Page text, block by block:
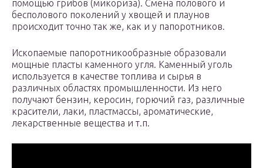
помощью грибов (микориза). Смена полового и
бесполового поколений у хвощей и плаунов
происходит точно так же, как и у папоротников.
Ископаемые папоротникообразные образовали
мощные пласты каменного угля. Каменный уголь
используется в качестве топлива и сырья в
различных областях промышленности. Из него
получают бензин, керосин, горючий газ, различные
красители, лаки, пластмассы, ароматические,
лекарственные вещества и т.п.